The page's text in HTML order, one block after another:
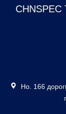
CHNSPEC
Но. 166